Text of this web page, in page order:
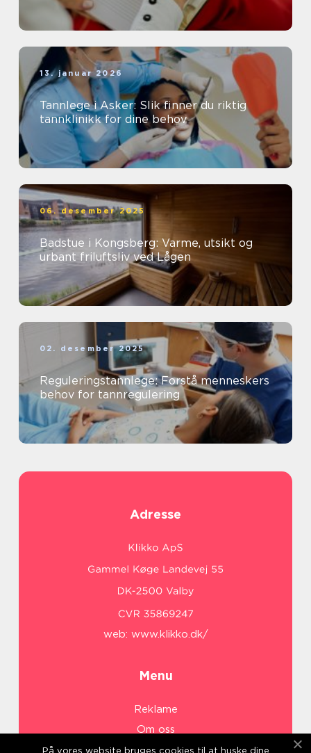
13. januar 2026
Tannlege i Asker: Slik finner du riktig
tannklinikk for dine behov
06. desember 2025
Badstue i Kongsberg: Varme, utsikt og
urbant friluftsliv ved Lågen
02. desember 2025
Reguleringstannlege: Forstå menneskers
behov for tannregulering
Adresse
web: www.klikko.dk/
Menu
Reklame
Om oss
Cookies
På vores website bruges cookies til at huske dine